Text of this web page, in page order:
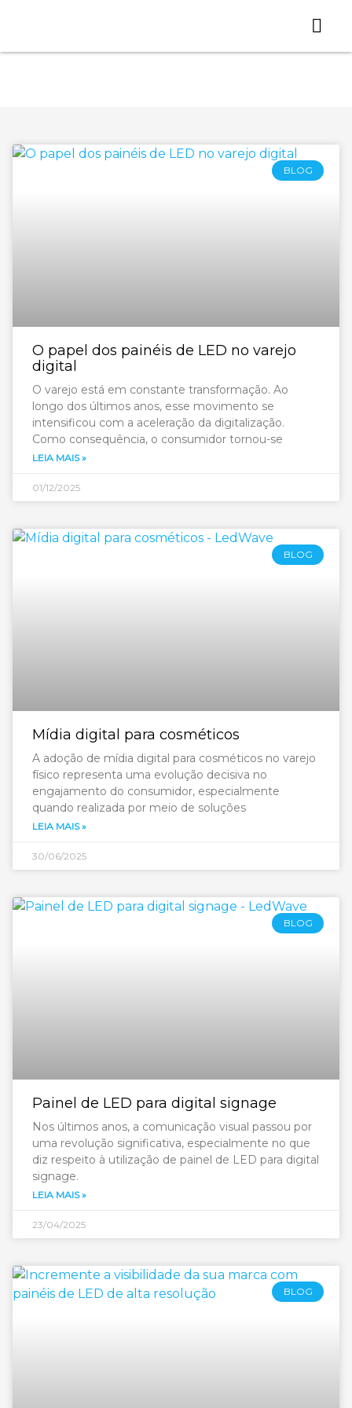
BLOG
O papel dos painéis de LED no varejo
digital
O varejo está em constante transformação. Ao
longo dos últimos anos, esse movimento se
intensificou com a aceleração da digitalização.
Como consequência, o consumidor tornou-se
LEIA MAIS »
01/12/2025
BLOG
Mídia digital para cosméticos
A adoção de mídia digital para cosméticos no varejo
físico representa uma evolução decisiva no
engajamento do consumidor, especialmente
quando realizada por meio de soluções
LEIA MAIS »
30/06/2025
BLOG
Painel de LED para digital signage
Nos últimos anos, a comunicação visual passou por
uma revolução significativa, especialmente no que
diz respeito à utilização de painel de LED para digital
signage.
LEIA MAIS »
23/04/2025
BLOG